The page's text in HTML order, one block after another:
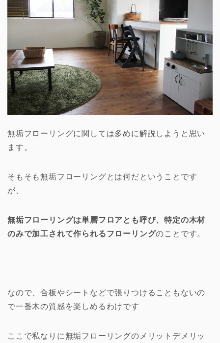
無垢フローリングに関しては多めに解説しようと思い
ます。
そもそも無垢フローリングとは何だということです
が、
無垢フローリングは単層フロアとも呼び、特定の木材
のみで加工されて作られるフローリングのことです。
なので、合板やシートなどで張りつけることもないの
で一番木の質感を楽しめるわけです
ここで私なりに無垢フローリングのメリットデメリッ